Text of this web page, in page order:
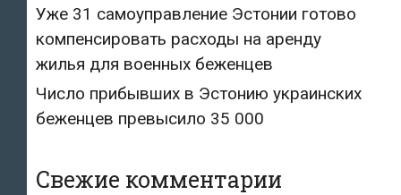
Уже 31 самоуправление Эстонии готово
компенсировать расходы на аренду
жилья для военных беженцев
Число прибывших в Эстонию украинских
беженцев превысило 35 000
Свежие комментарии